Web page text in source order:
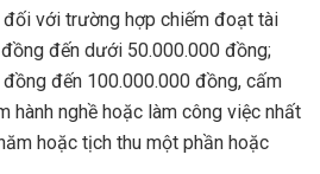
đối với trường hợp chiếm đoạt tài
đến dưới 50.000.000 đồng;
đến 100.000.000 đồng, cấm
hành nghề hoặc làm công việc nhất
hoặc tịch thu một phần hoặc